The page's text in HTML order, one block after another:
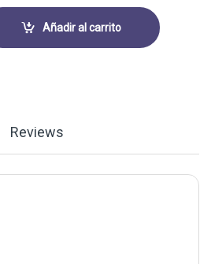
C MULTIPORT GRIS 4044951026715
Añadir al carrito
Reviews